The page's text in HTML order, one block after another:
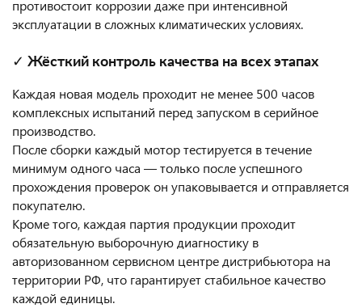
противостоит коррозии даже при интенсивной
эксплуатации в сложных климатических условиях.
✓ Жёсткий контроль качества на всех этапах
Каждая новая модель проходит не менее 500 часов
комплексных испытаний перед запуском в серийное
производство.
После сборки каждый мотор тестируется в течение
минимум одного часа — только после успешного
прохождения проверок он упаковывается и отправляется
покупателю.
Кроме того, каждая партия продукции проходит
обязательную выборочную диагностику в
авторизованном сервисном центре дистрибьютора на
территории РФ, что гарантирует стабильное качество
каждой единицы.